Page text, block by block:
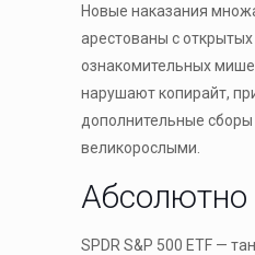
Новые наказания
арестованы с
ознакомительных
нарушают копирайт,
дополнительные
великорослыми.
Абсолютно
SPDR S&P 500 ETF —